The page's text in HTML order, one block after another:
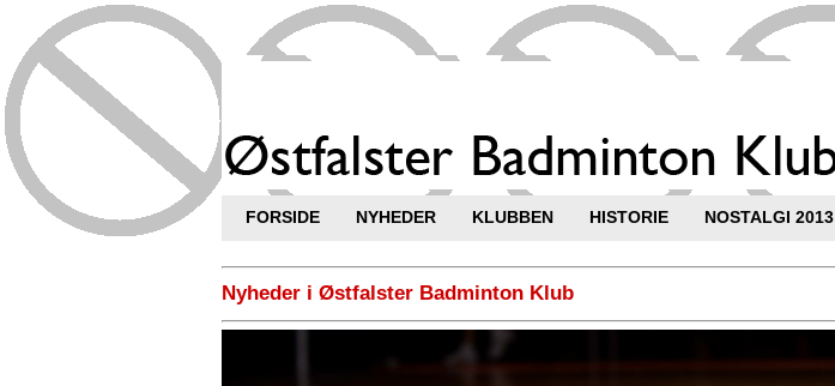
FORSIDE NYHEDER KLUBBEN HISTORIE NOSTALGI 2013
Nyheder i Østfalster Badminton Klub